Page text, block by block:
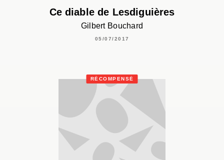
Ce diable de Lesdiguières
Gilbert Bouchard
05/07/2017
RÉCOMPENSÉ